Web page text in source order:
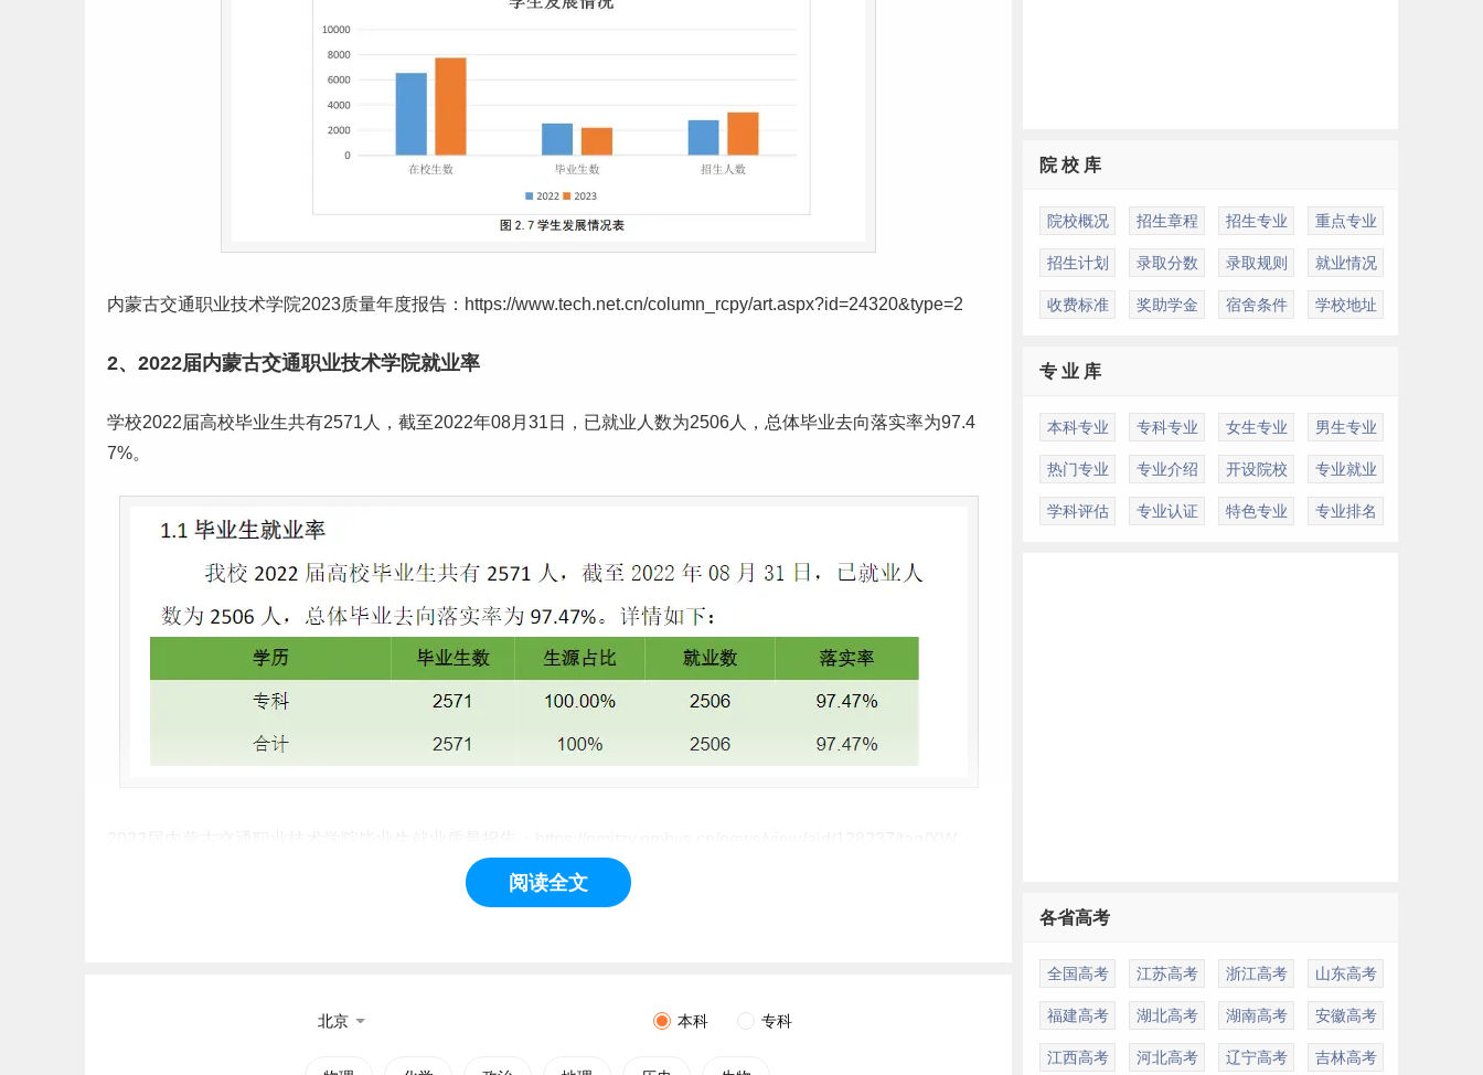
内蒙古交通职业技术学院2023质量年度报告：https://www.tech.net.cn/column_rcpy/art.aspx?id=24320&type=2
2、2022届内蒙古交通职业技术学院就业率
学校2022届高校毕业生共有2571人，截至2022年08月31日，已就业人数为2506人，总体毕业去向落实率为97.4
7%。
3、2021届内蒙古交通职业技术学院就业率
阅读全文
北京 本科 专科
院 校 库
院校概况 招生章程 招生专业 重点专业
招生计划 录取分数 录取规则 就业情况
收费标准 奖助学金 宿舍条件 学校地址
专 业 库
本科专业 专科专业 女生专业 男生专业
热门专业 专业介绍 开设院校 专业就业
学科评估 专业认证 特色专业 专业排名
各省高考
全国高考 江苏高考 浙江高考 山东高考
福建高考 湖北高考 湖南高考 安徽高考
江西高考 河北高考 辽宁高考 吉林高考